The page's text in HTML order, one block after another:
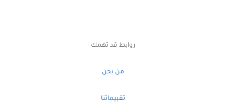
روابط قد تهمك
من نحن
تقييماتنا